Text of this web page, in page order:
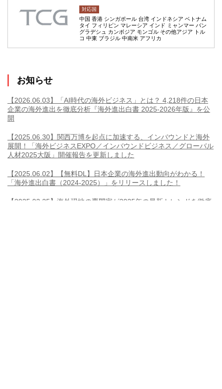
対応国
中国 香港 シンガポール 台湾 インドネシア ベトナム
タイ フィリピン マレーシア インド ミャンマー バン
グラデシュ カンボジア モンゴル その他アジア トル
コ 中東 ブラジル 中南米 アフリカ
お知らせ
【2026.06.03】「AI時代の海外ビジネス」とは？ 4,218件の日本
企業の海外進出を徹底分析『海外進出白書 2025-2026年版』を公
開
【2025.06.30】関西万博を起点に加速する、インバウンドと海外
展開！「海外ビジネスEXPO／インバウンドビジネス／グローバル
人材2025大阪」開催報告を更新しました
【2025.06.02】【無料DL】日本企業の海外進出動向がわかる！
「海外進出白書（2024-2025）」をリリースしました！
【2025.02.25】海外現地の専門家が2025年の最新トレンドを徹底